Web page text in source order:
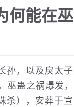
互联网 手机 高
能在
孙，以及戾太
巫蛊之祸爆发
杀），安葬于